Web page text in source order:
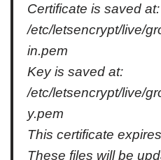
Certificate is saved at:
/etc/letsencrypt/live/
in.pem
Key is saved at:
/etc/letsencrypt/live/
y.pem
This certificate
These files will be